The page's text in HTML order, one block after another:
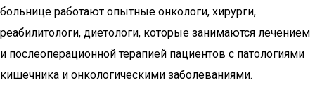
больнице работают опытные онкологи, хирурги,
реабилитологи, диетологи, которые занимаются лечением
и послеоперационной терапией пациентов с патологиями
кишечника и онкологическими заболеваниями.